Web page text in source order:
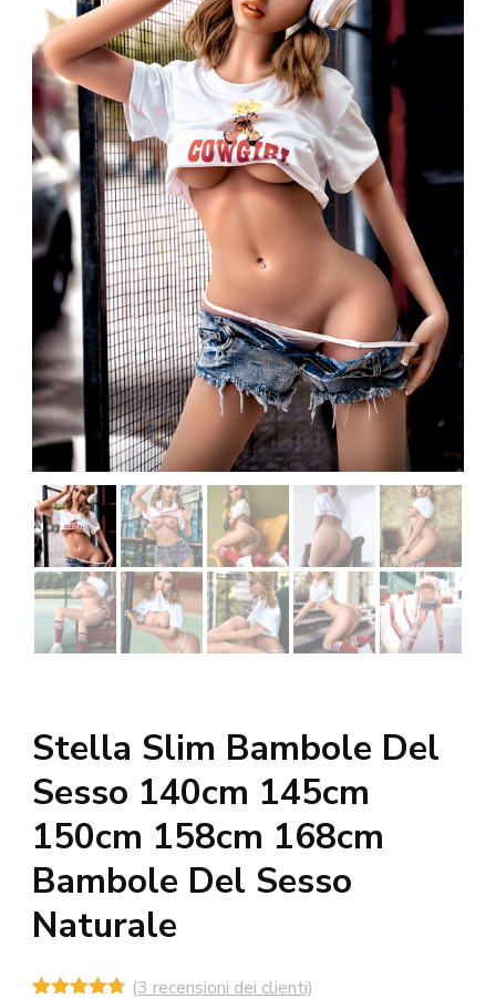
Stella Slim Bambole Del
Sesso 140cm 145cm
150cm 158cm 168cm
Bambole Del Sesso
Naturale
(3 recensioni dei clienti)